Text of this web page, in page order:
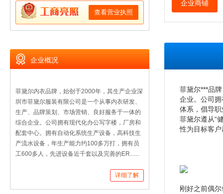
查看营业执照
企业概况
菲黛尔内衣品牌，始创于2000年，其生产企业深
圳市菲黛尔服装有限公司是一个从事内衣研发、
生产、品牌策划、市场营销、良好服务于一体的
综合企业。公司拥有现代化办公写字楼，厂房和
配套中心。拥有自动化系统生产设备，高科技生
产流水设备，年生产能力约100多万打，拥有员
工600多人，先进设备近千套以及完善的ER......
详细了解
企业商铺
菲黛尔***品
企业。公司
体系，倡导
菲黛尔遵从“
性为目标客
刚好之前偶